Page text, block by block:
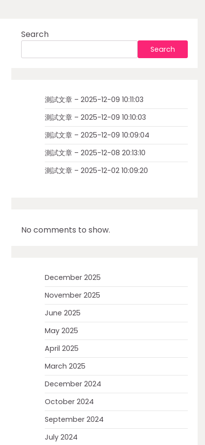
Search
Search
測試文章 – 2025-12-09 10:11:03
測試文章 – 2025-12-09 10:10:03
測試文章 – 2025-12-09 10:09:04
測試文章 – 2025-12-08 20:13:10
測試文章 – 2025-12-02 10:09:20
No comments to show.
December 2025
November 2025
June 2025
May 2025
April 2025
March 2025
December 2024
October 2024
September 2024
July 2024